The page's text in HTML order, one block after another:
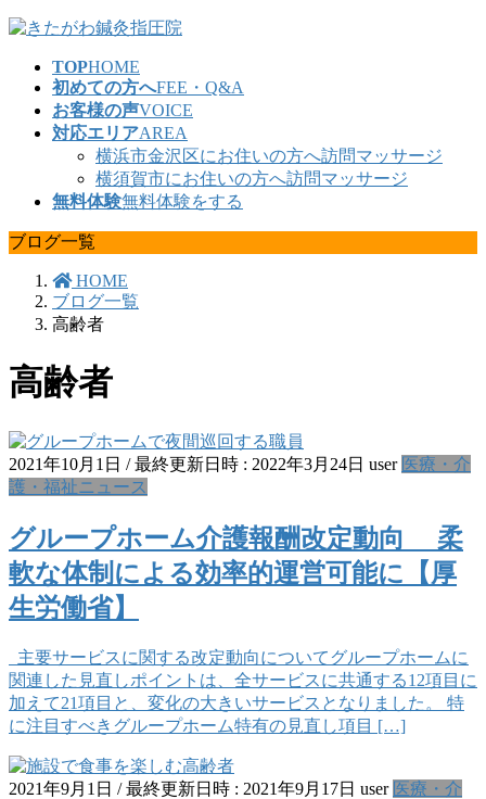
コ
プ
ナ
動
TOPHOME
初めての方へFEE・Q&A
お客様の声VOICE
対応エリアAREA
横浜市金沢区にお住いの方へ訪問マッサージ
横須賀市にお住いの方へ訪問マッサージ
無料体験無料体験をする
ブログ一覧
HOME
ブログ一覧
高齢者
高齢者
2021年10月1日 / 最終更新日時 : 2022年3月24日 user 医療・介
護・福祉ニュース
グループホーム介護報酬改定動向 柔
軟な体制による効率的運営可能に【厚
生労働省】
主要サービスに関する改定動向についてグループホームに
関連した見直しポイントは、全サービスに共通する12項目に
加えて21項目と、変化の大きいサービスとなりました。 特
に注目すべきグループホーム特有の見直し項目 […]
2021年9月1日 / 最終更新日時 : 2021年9月17日 user 医療・介